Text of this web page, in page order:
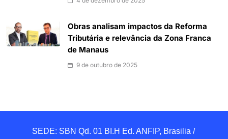
Obras analisam impactos da Reforma
Tributária e relevância da Zona Franca
de Manaus
9 de outubro de 2025
SEDE: SBN Qd. 01 BI.H Ed. ANFIP, Brasilia /